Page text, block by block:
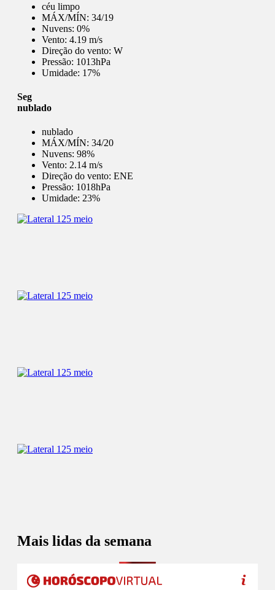
céu limpo
MÁX/MÍN: 34/19
Nuvens: 0%
Vento: 4.19 m/s
Direção do vento: W
Pressão: 1013hPa
Umidade: 17%
Seg
nublado
nublado
MÁX/MÍN: 34/20
Nuvens: 98%
Vento: 2.14 m/s
Direção do vento: ENE
Pressão: 1018hPa
Umidade: 23%
Mais lidas da semana